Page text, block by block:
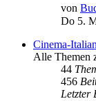
von
Do 5.
Cinema-
Alle Themen
44
456
Letzter